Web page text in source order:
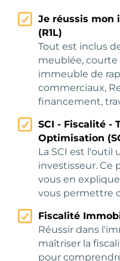
Je réussis mon
(R1L)
Tout est inclus
meublée, courte
immeuble de
commerciaux,
financement,
SCI - Fiscalité -
Optimisation
La SCI est
investisseur. Ce
vous en
vous permettre
Fiscalité
Réussir dans
maîtriser la
pour